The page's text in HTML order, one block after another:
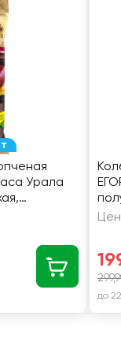
Урала
до